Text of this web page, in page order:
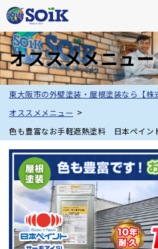
Skip
to
main
content
オススメメニュー
東大阪市の外壁塗装・屋根塗装なら【株
オススメメニュー >
色も豊富なお手軽遮熱塗料 日本ペイン